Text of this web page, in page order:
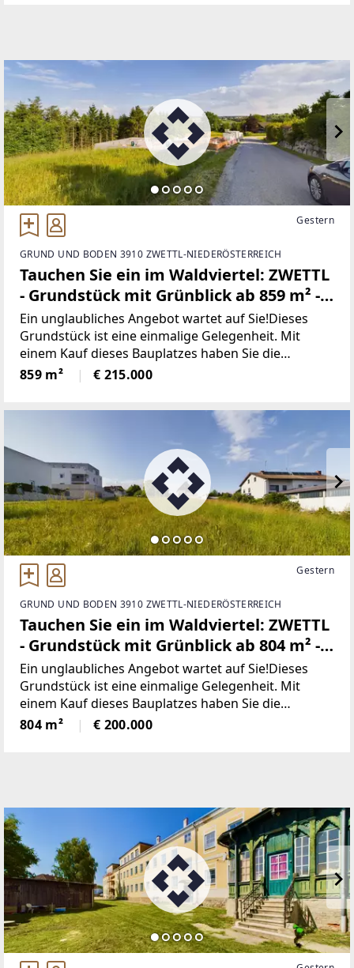
Gestern
GRUND UND BODEN 3910 ZWETTL-NIEDERÖSTERREICH
Tauchen Sie ein im Waldviertel: ZWETTL
- Grundstück mit Grünblick ab 859 m² -
AUFGESCHLOSSEN
Ein unglaubliches Angebot wartet auf Sie!Dieses
Grundstück ist eine einmalige Gelegenheit. Mit
einem Kauf dieses Bauplatzes haben Sie die
Möglichkeit, Ihr neues Zuhause zu kreieren. Ein
herrlicher Ausblick ins Grüne, der Ihnen die
859 m² € 215.000
Gestern
GRUND UND BODEN 3910 ZWETTL-NIEDERÖSTERREICH
Tauchen Sie ein im Waldviertel: ZWETTL
- Grundstück mit Grünblick ab 804 m² -
AUFGESCHLOSSEN
Ein unglaubliches Angebot wartet auf Sie!Dieses
Grundstück ist eine einmalige Gelegenheit. Mit
einem Kauf dieses Bauplatzes haben Sie die
Möglichkeit, Ihr neues Zuhause zu kreieren. Ein
herrlicher Ausblick ins Grüne, der Ihnen die
804 m² € 200.000